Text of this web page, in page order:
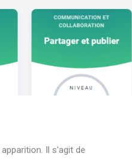
Il s'agit de